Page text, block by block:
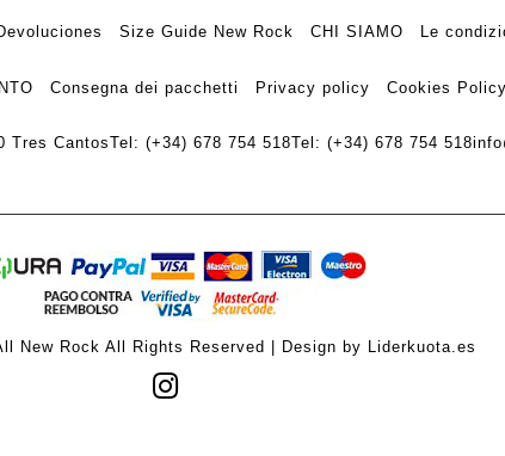
Size Guide New Rock CHI SIAMO Le
Consegna dei pacchetti Privacy policy Cookies Policy
Tres CantosTel: (+34) 678 754 518Tel: (+34) 678 754 518
New Rock All Rights Reserved | Design by Liderkuota.es